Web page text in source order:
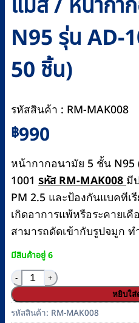
แมส / หน้ากา
N95 รุ่น AD-
50 ชิ้น)
รหัสสินค้า : RM-MAK008
฿990
หน้ากากอนามัย 5 ชั้น N95
1001 รหัส RM-MAK008มี
PM 2.5 และป้องกันแบคทีเ
เกิดอาการแพ้หรือระคายเ
สามารถดัดเข้ากับรูปจมูก
มีสินค้าอยู่ 6
จำนวน แมส / หน้ากากอน
หยิบใส่
รหัสสินค้า: RM-MAK008